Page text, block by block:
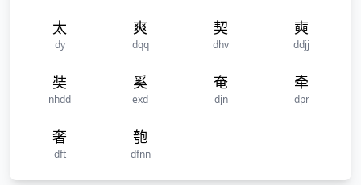
太
dy
爽
dqq
契
dhv
奭
ddjj
奘
nhdd
奚
exd
奄
djn
牵
dpr
奢
dft
匏
dfnn